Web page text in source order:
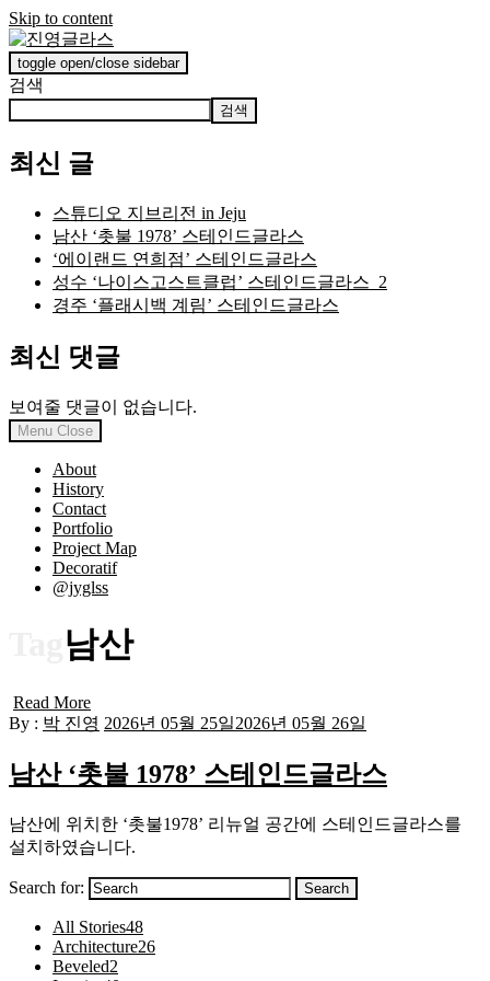
Skip to content
진영글라스
toggle open/close sidebar
검색
검색
최신 글
스튜디오 지브리전 in Jeju
남산 ‘촛불 1978’ 스테인드글라스
‘에이랜드 연희점’ 스테인드글라스
성수 ‘나이스고스트클럽’ 스테인드글라스_2
경주 ‘플래시백 계림’ 스테인드글라스
최신 댓글
보여줄 댓글이 없습니다.
Menu Close
About
History
Contact
Portfolio
Project Map
Decoratif
@jyglss
남산
Read More
By : 박 진영 2026년 05월 25일2026년 05월 26일
남산 ‘촛불 1978’ 스테인드글라스
남산에 위치한 ‘촛불1978’ 리뉴얼 공간에 스테인드글라스를
설치하였습니다.
Search for: Search
All Stories48
Architecture26
Beveled2